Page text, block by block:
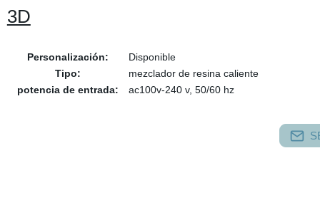
3D
Personalización:
Disponible
Tipo:
mezclador de resina caliente
potencia de entrada:
ac100v-240 v, 50/60 hz